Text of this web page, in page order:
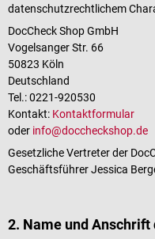
datenschutzrechtlichem
DocCheck Shop GmbH
Vogelsanger Str. 66
50823 Köln
Deutschland
Tel.: 0221-920530
Kontakt: Kontaktformular
oder info@doccheckshop.de
Gesetzliche Vertreter der
Geschäftsführer Jessica
2. Name und